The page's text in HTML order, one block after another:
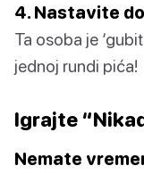
4. Nastavite
Ta osoba je
jednoj rundi pića!
Igrajte
Nemate